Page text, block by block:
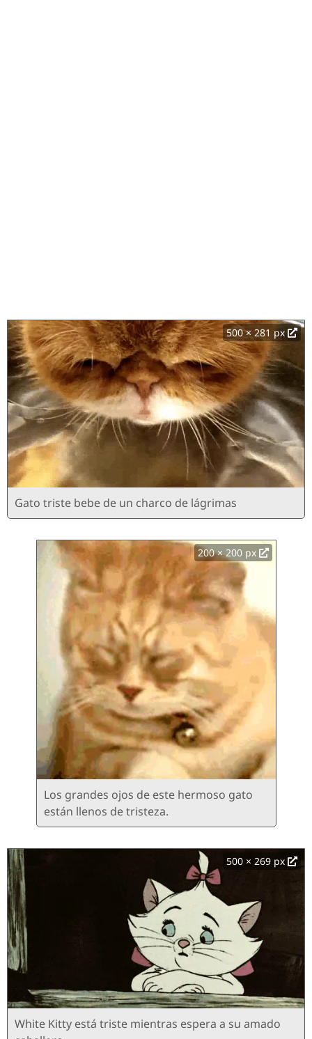
500 × 281 px
Gato triste bebe de un charco de lágrimas
200 × 200 px
Los grandes ojos de este hermoso gato
están llenos de tristeza.
500 × 269 px
White Kitty está triste mientras espera a su amado